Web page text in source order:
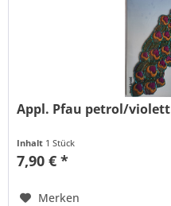
Appl. Pfau petrol/violett
Inhalt 1 Stück
7,90 € *
Merken